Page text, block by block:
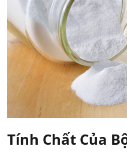
Tính Chất Của